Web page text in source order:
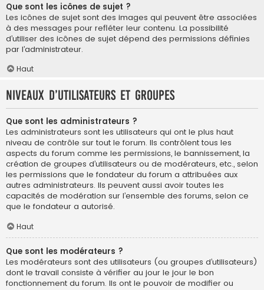
Que sont les icônes de sujet ?
Les icônes de sujet sont des images qui peuvent être associées
à des messages pour refléter leur contenu. La possibilité
d’utiliser des icônes de sujet dépend des permissions définies
par l’administrateur.
Haut
Niveaux d’utilisateurs et groupes
Que sont les administrateurs ?
Les administrateurs sont les utilisateurs qui ont le plus haut
niveau de contrôle sur tout le forum. Ils contrôlent tous les
aspects du forum comme les permissions, le bannissement, la
création de groupes d’utilisateurs ou de modérateurs, etc., selon
les permissions que le fondateur du forum a attribuées aux
autres administrateurs. Ils peuvent aussi avoir toutes les
capacités de modération sur l’ensemble des forums, selon ce
que le fondateur a autorisé.
Haut
Que sont les modérateurs ?
Les modérateurs sont des utilisateurs (ou groupes d’utilisateurs)
dont le travail consiste à vérifier au jour le jour le bon
fonctionnement du forum. Ils ont le pouvoir de modifier ou